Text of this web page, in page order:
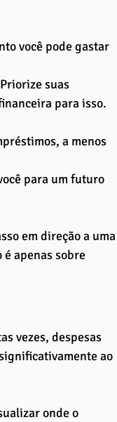
você pode gastar
Priorize suas
para isso.
a menos
para um futuro
em direção a uma
apenas sobre
vezes, despesas
ao
onde o